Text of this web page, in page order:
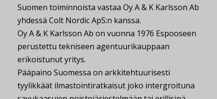
Suomen toiminnoista vastaa Oy A & K Karlsson Ab
yhdessä Colt Nordic ApS:n kanssa.
Oy A & K Karlsson Ab on vuonna 1976 Espooseen
perustettu tekniseen agentuurikauppaan
erikoistunut yritys.
Pääpaino Suomessa on arkkitehtuurisesti
tyylikkäät ilmastointiratkaisut joko intergroituna